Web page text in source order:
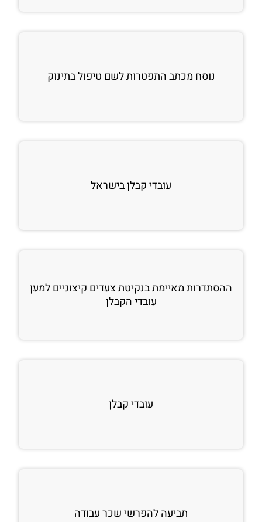
נוסח מכתב התפטרות לשם טיפול בתינוק
עובדי קבלן בישראל
ההסתדרות מאיימת בנקיטת צעדים קיצוניים למען
עובדי הקבלן
עובדי קבלן
תביעה להפרשי שכר עבודה